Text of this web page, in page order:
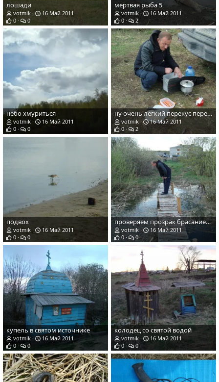
лошади
votmik
16 Май 2011
0
0
мертвая рыба 5
votmik
16 Май 2011
0
2
небо хмуриться
votmik
16 Май 2011
0
0
ну очень легкий перекус перед нырялкой
votmik
16 Май 2011
0
2
подвох
votmik
16 Май 2011
0
0
проверяем прозрак брасанием монеты
votmik
16 Май 2011
0
0
купель в святом источнике
votmik
16 Май 2011
0
0
колодец со святой водой
votmik
16 Май 2011
0
0